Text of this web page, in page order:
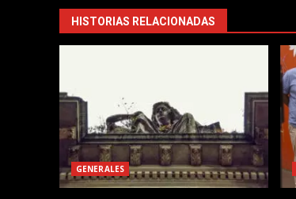
HISTORIAS RELACIONADAS
GENERALES